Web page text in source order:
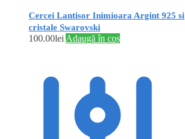
Cercei Lantisor Inimioara Argint 925 si
cristale Swarovski
100.00lei Adaugă în coș